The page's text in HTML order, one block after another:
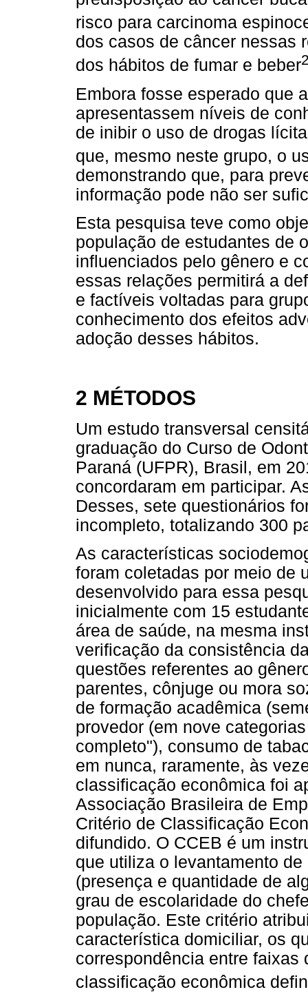
risco para carcinoma
dos casos de câncer nessas
dos hábitos de fumar e beber
Embora fosse esperado que
apresentassem níveis de
de inibir o uso de drogas
que, mesmo neste grupo, o
demonstrando que, para
informação pode não ser
Esta pesquisa teve como
população de estudantes de
influenciados pelo gênero e
essas relações permitirá a
e factíveis voltadas para
conhecimento dos efeitos
adoção desses hábitos.
2 MÉTODOS
Um estudo transversal
graduação do Curso de
Paraná (UFPR), Brasil, em
concordaram em participar.
Desses, sete questionários
incompleto, totalizando 300
As características
foram coletadas por meio de
desenvolvido para essa
inicialmente com 15
área de saúde, na mesma
verificação da consistência
questões referentes ao
parentes, cônjuge ou mora
de formação acadêmica
provedor (em nove
completo"), consumo de
em nunca, raramente, às
classificação econômica foi
Associação Brasileira de
Critério de Classificação
difundido. O CCEB é um
que utiliza o levantamento
(presença e quantidade de
grau de escolaridade do
população. Este critério
característica domiciliar, os
correspondência entre faixas
classificação econômica